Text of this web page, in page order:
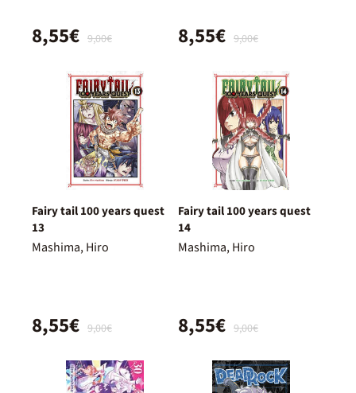
9,00€
8,55€ 9,00€
8,55€
Fairy tail 100 years quest
13
Mashima, Hiro
9,00€
8,55€
Fairy tail 100 years quest
14
Mashima, Hiro
9,00€
8,55€